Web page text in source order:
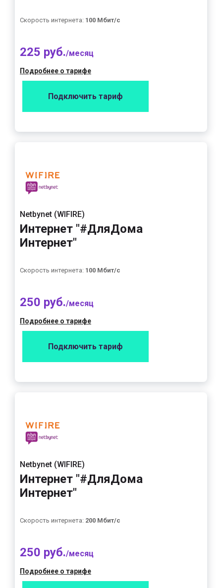
Скорость интернета: 100 Мбит/с
225 руб./месяц
Подробнее о тарифе
Подключить тариф
Netbynet (WIFIRE)
Интернет "#ДляДома
Интернет"
Скорость интернета: 100 Мбит/с
250 руб./месяц
Подробнее о тарифе
Подключить тариф
Netbynet (WIFIRE)
Интернет "#ДляДома
Интернет"
Скорость интернета: 200 Мбит/с
250 руб./месяц
Подробнее о тарифе